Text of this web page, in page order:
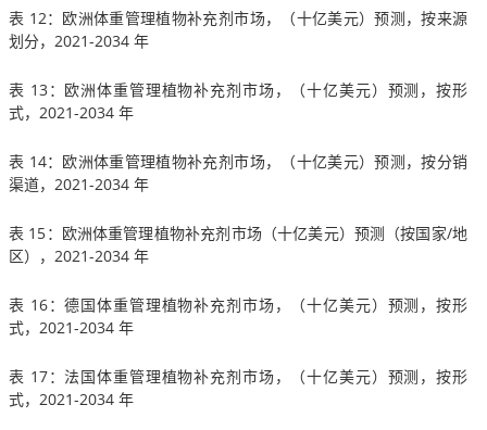
表 12：欧洲体重管理植物补充剂市场，（十亿美元）预测，按来源
划分，2021-2034 年
表 13：欧洲体重管理植物补充剂市场，（十亿美元）预测，按形
式，2021-2034 年
表 14：欧洲体重管理植物补充剂市场，（十亿美元）预测，按分销
渠道，2021-2034 年
表 15：欧洲体重管理植物补充剂市场（十亿美元）预测（按国家/地
区），2021-2034 年
表 16：德国体重管理植物补充剂市场，（十亿美元）预测，按形
式，2021-2034 年
表 17：法国体重管理植物补充剂市场，（十亿美元）预测，按形
式，2021-2034 年